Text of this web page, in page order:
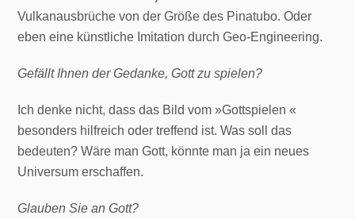
Vulkanausbrüche von der Größe des Pinatubo. Oder
eben eine künstliche Imitation durch Geo-Engineering.
Gefällt Ihnen der Gedanke, Gott zu spielen?
Ich denke nicht, dass das Bild vom »Gottspielen «
besonders hilfreich oder treffend ist. Was soll das
bedeuten? Wäre man Gott, könnte man ja ein neues
Universum erschaffen.
Glauben Sie an Gott?